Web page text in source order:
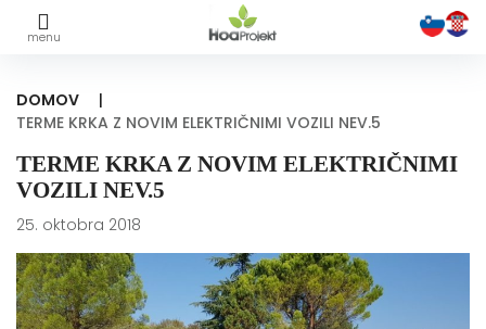
content
DOMOV
|
TERME KRKA Z NOVIM ELEKTRIČNIMI VOZILI NEV.5
TERME KRKA Z NOVIM ELEKTRIČNIMI
VOZILI NEV.5
25. oktobra 2018